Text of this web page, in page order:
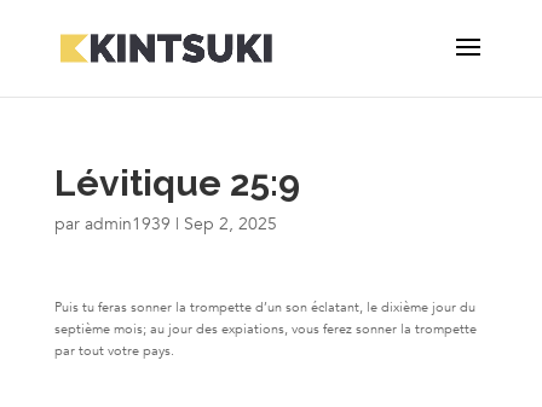
Lévitique 25:9
par admin1939 | Sep 2, 2025
Puis tu feras sonner la trompette d’un son éclatant, le dixième jour du
septième mois; au jour des expiations, vous ferez sonner la trompette
par tout votre pays.